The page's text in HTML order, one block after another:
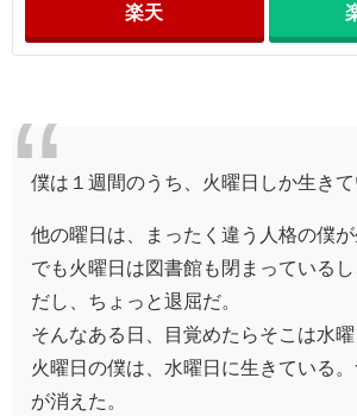
楽天
僕は１週間のうち、火曜日しか生きて
他の曜日は、まったく違う人格の僕が
でも火曜日は図書館も閉まっている
だし、ちょっと退屈だ。
そんなある日、目覚めたらそこは水曜
火曜日の僕は、水曜日に生きている
が消えた。